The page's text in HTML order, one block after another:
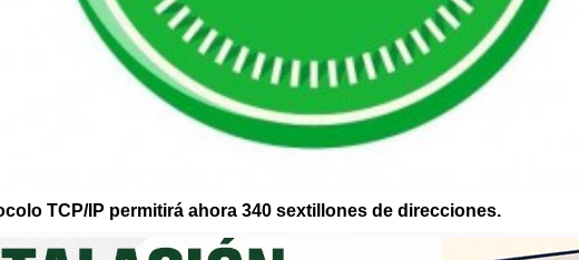
TCP/IP permitirá ahora 340 sextillones de direcciones.